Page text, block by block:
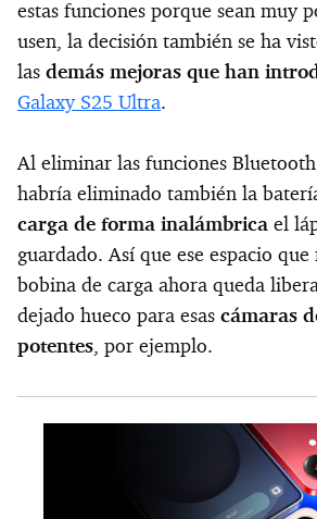
estas funciones porque sean muy
usen, la decisión también se ha
las demás mejoras que han
Galaxy S25 Ultra.
Al eliminar las funciones Bluetooth
habría eliminado también la
carga de forma inalámbrica el
guardado. Así que ese espacio que
bobina de carga ahora queda
dejado hueco para esas cámaras
potentes, por ejemplo.